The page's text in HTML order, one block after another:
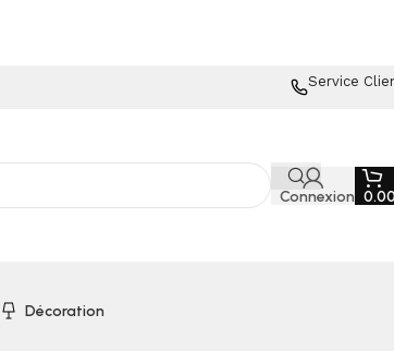
Service
Connexion
Décoration